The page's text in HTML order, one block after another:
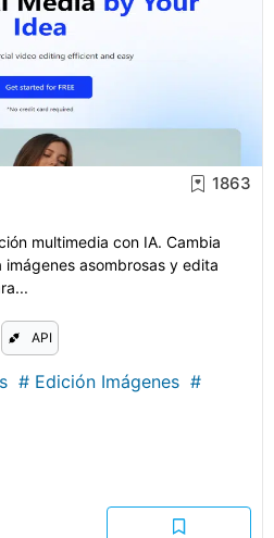
1863
multimedia con IA. Cambia
asombrosas y edita
API
# Edición Imágenes #